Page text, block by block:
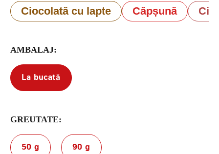
Ciocolată cu lapte Căpșună
AMBALAJ:
La bucată
GREUTATE:
50 g 90 g